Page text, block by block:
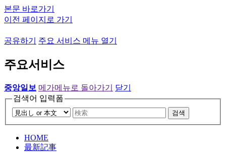
본문 바로가기
이전 페이지로 가기
공유하기 주요 서비스 메뉴 열기
주요서비스
중앙일보 메가메뉴로 돌아가기
닫기
검색어 입력폼
검색
HOME
最新記事